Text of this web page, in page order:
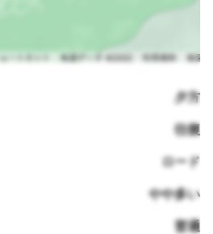
夕方
往復
ロード
やや多い
普通